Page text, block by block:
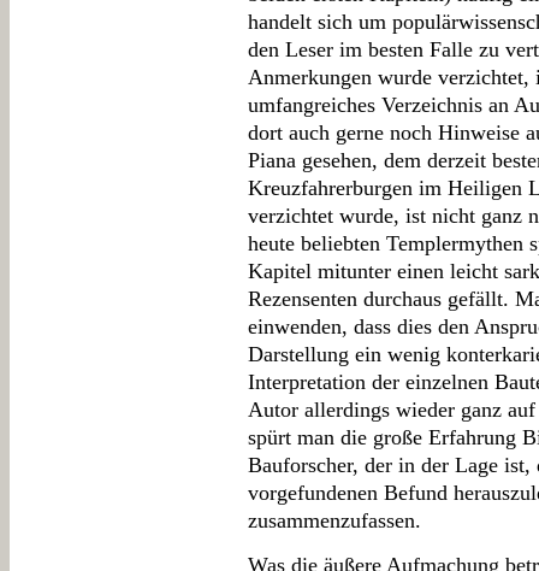
handelt sich um
den Leser im besten Falle zu
Anmerkungen wurde
umfangreiches Verzeichnis an
dort auch gerne noch Hinweise
Piana gesehen, dem derzeit
Kreuzfahrerburgen im Heiligen
verzichtet wurde, ist nicht ganz
heute beliebten Templermythen
Kapitel mitunter einen leicht
Rezensenten durchaus gefällt.
einwenden, dass dies den
Darstellung ein wenig
Interpretation der einzelnen
Autor allerdings wieder ganz
spürt man die große Erfahrung
Bauforscher, der in der Lage ist,
vorgefundenen Befund
zusammenzufassen.
Was die äußere Aufmachung